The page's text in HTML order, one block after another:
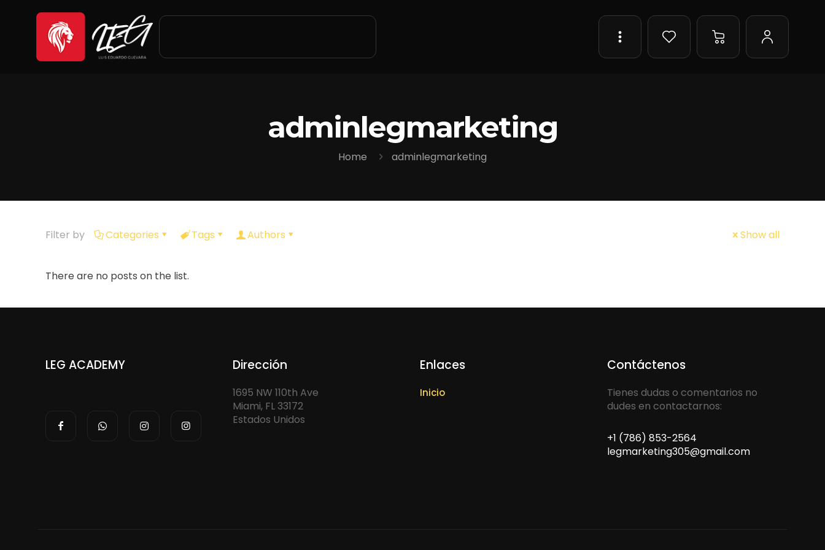
adminlegmarketing
Home adminlegmarketing
Filter by Categories Tags Authors Show all
There are no posts on the list.
LEG ACADEMY Dirección
1695 NW 110th Ave
Miami, FL 33172
Estados Unidos
Enlaces
Inicio
Contáctenos
Tienes dudas o comentarios no
dudes en contactarnos:
+1 (786) 853-2564
legmarketing305@gmail.com